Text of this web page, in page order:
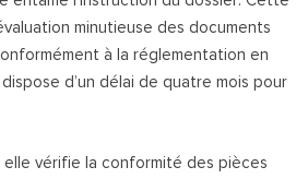
minutieuse des documents
à la réglementation en
d’un délai de quatre mois pour
vérifie la conformité des pièces